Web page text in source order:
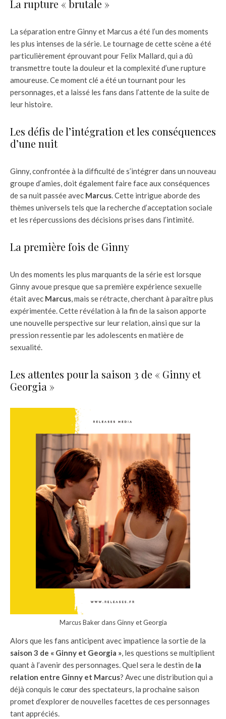
La rupture « brutale »
La séparation entre Ginny et Marcus a été l’un des moments
les plus intenses de la série. Le tournage de cette scène a été
particulièrement éprouvant pour Felix Mallard, qui a dû
transmettre toute la douleur et la complexité d’une rupture
amoureuse. Ce moment clé a été un tournant pour les
personnages, et a laissé les fans dans l’attente de la suite de
leur histoire.
Les défis de l’intégration et les conséquences
d’une nuit
Ginny, confrontée à la difficulté de s’intégrer dans un nouveau
groupe d’amies, doit également faire face aux conséquences
de sa nuit passée avec Marcus. Cette intrigue aborde des
thèmes universels tels que la recherche d’acceptation sociale
et les répercussions des décisions prises dans l’intimité.
La première fois de Ginny
Un des moments les plus marquants de la série est lorsque
Ginny avoue presque que sa première expérience sexuelle
était avec Marcus, mais se rétracte, cherchant à paraître plus
expérimentée. Cette révélation à la fin de la saison apporte
une nouvelle perspective sur leur relation, ainsi que sur la
pression ressentie par les adolescents en matière de
sexualité.
Les attentes pour la saison 3 de « Ginny et
Georgia »
Marcus Baker dans Ginny et Georgia
Alors que les fans anticipent avec impatience la sortie de la
saison 3 de « Ginny et Georgia », les questions se multiplient
quant à l’avenir des personnages. Quel sera le destin de la
relation entre Ginny et Marcus? Avec une distribution qui a
déjà conquis le cœur des spectateurs, la prochaine saison
promet d’explorer de nouvelles facettes de ces personnages
tant appréciés.